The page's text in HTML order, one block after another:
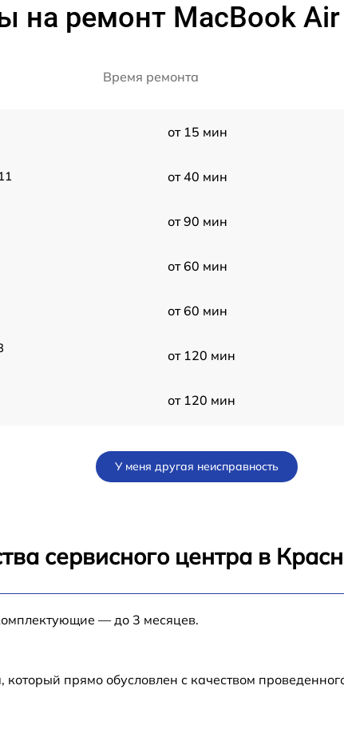
на ремонт MacBook Air
Время ремонта
от 15 мин
от 40 мин
от 90 мин
от 60 мин
от 60 мин
от 120 мин
от 120 мин
от 60 мин
У меня другая неисправность
сервисного центра в
— до 3 месяцев.
прямо обусловлен с качеством